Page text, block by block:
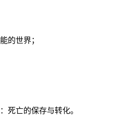
的世界；
死亡的保存与转化。